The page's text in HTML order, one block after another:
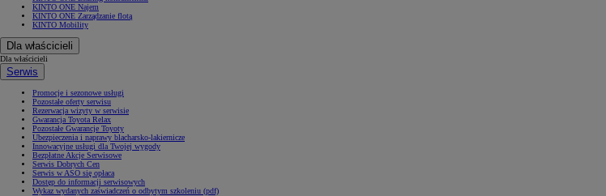
Od
Yaris Cross
HYBRID
KINTO ONE Najem
KINTO ONE Zarządzanie flotą
KINTO Mobility
Dla właścicieli
Dla właścicieli
Serwis
Promocje i sezonowe usługi
Pozostałe oferty serwisu
Rezerwacja wizyty w serwisie
Gwarancja Toyota Relax
Pozostałe Gwarancje Toyoty
Ubezpieczenia i naprawy blacharsko-lakiernicze
Innowacyjne usługi dla Twojej wygody
Bezpłatne Akcje Serwisowe
Serwis Dobrych Cen
Serwis w ASO się opłaca
Dostęp do informacji serwisowych
Wykaz wydanych zaświadczeń o odbytym szkoleniu (pdf)